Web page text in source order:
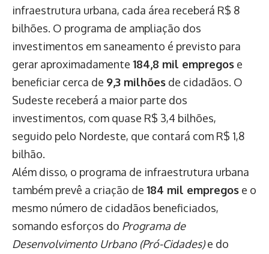
infraestrutura urbana, cada área receberá R$ 8
bilhões. O programa de ampliação dos
investimentos em saneamento é previsto para
gerar aproximadamente 184,8 mil empregos e
beneficiar cerca de 9,3 milhões de cidadãos. O
Sudeste receberá a maior parte dos
investimentos, com quase R$ 3,4 bilhões,
seguido pelo Nordeste, que contará com R$ 1,8
bilhão.
Além disso, o programa de infraestrutura urbana
também prevê a criação de 184 mil empregos e o
mesmo número de cidadãos beneficiados,
somando esforços do Programa de
Desenvolvimento Urbano (Pró-Cidades)e do